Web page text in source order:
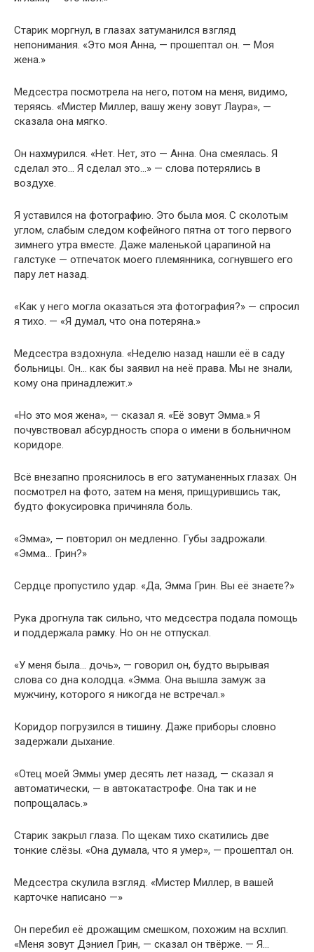
Старик моргнул, в глазах затуманился взгляд
непонимания. «Это моя Анна, — прошептал он. — Моя
жена.»
Медсестра посмотрела на него, потом на меня, видимо,
теряясь. «Мистер Миллер, вашу жену зовут Лаура», —
сказала она мягко.
Он нахмурился. «Нет. Нет, это — Анна. Она смеялась. Я
сделал это… Я сделал это…» — слова потерялись в
воздухе.
Я уставился на фотографию. Это была моя. С сколотым
углом, слабым следом кофейного пятна от того первого
зимнего утра вместе. Даже маленькой царапиной на
галстуке — отпечаток моего племянника, согнувшего его
пару лет назад.
«Как у него могла оказаться эта фотография?» — спросил
я тихо. — «Я думал, что она потеряна.»
Медсестра вздохнула. «Неделю назад нашли её в саду
больницы. Он… как бы заявил на неё права. Мы не знали,
кому она принадлежит.»
«Но это моя жена», — сказал я. «Её зовут Эмма.» Я
почувствовал абсурдность спора о имени в больничном
коридоре.
Всё внезапно прояснилось в его затуманенных глазах. Он
посмотрел на фото, затем на меня, прищурившись так,
будто фокусировка причиняла боль.
«Эмма», — повторил он медленно. Губы задрожали.
«Эмма… Грин?»
Сердце пропустило удар. «Да, Эмма Грин. Вы её знаете?»
Рука дрогнула так сильно, что медсестра подала помощь
и поддержала рамку. Но он не отпускал.
«У меня была… дочь», — говорил он, будто вырывая
слова со дна колодца. «Эмма. Она вышла замуж за
мужчину, которого я никогда не встречал.»
Коридор погрузился в тишину. Даже приборы словно
задержали дыхание.
«Отец моей Эммы умер десять лет назад, — сказал я
автоматически, — в автокатастрофе. Она так и не
попрощалась.»
Старик закрыл глаза. По щекам тихо скатились две
тонкие слёзы. «Она думала, что я умер», — прошептал он.
Медсестра скулила взгляд. «Мистер Миллер, в вашей
карточке написано —»
Он перебил её дрожащим смешком, похожим на всхлип.
«Меня зовут Дэниел Грин, — сказал он твёрже. — Я…